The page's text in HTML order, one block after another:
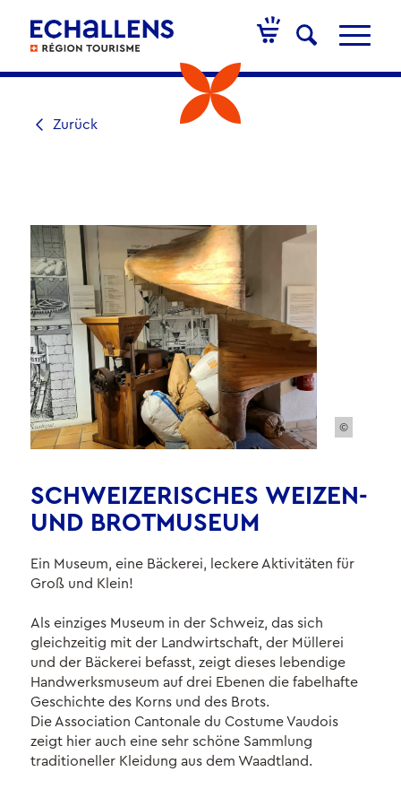
Zurück
©
SCHWEIZERISCHES WEIZEN-
UND BROTMUSEUM
Ein Museum, eine Bäckerei, leckere Aktivitäten für
Groß und Klein!
Als einziges Museum in der Schweiz, das sich
gleichzeitig mit der Landwirtschaft, der Müllerei
und der Bäckerei befasst, zeigt dieses lebendige
Handwerksmuseum auf drei Ebenen die fabelhafte
Geschichte des Korns und des Brots.
Die Association Cantonale du Costume Vaudois
zeigt hier auch eine sehr schöne Sammlung
traditioneller Kleidung aus dem Waadtland.